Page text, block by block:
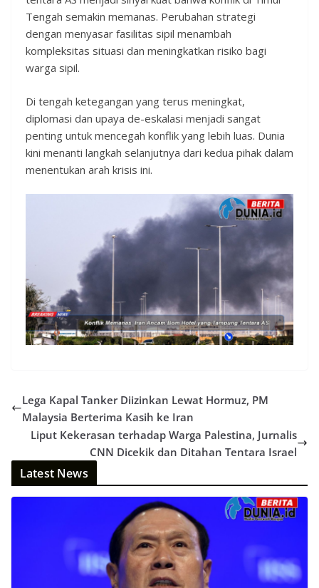
Tengah semakin memanas. Perubahan strategi
dengan menyasar fasilitas sipil menambah
kompleksitas situasi dan meningkatkan risiko bagi
warga sipil.
Di tengah ketegangan yang terus meningkat,
diplomasi dan upaya de-eskalasi menjadi sangat
penting untuk mencegah konflik yang lebih luas. Dunia
kini menanti langkah selanjutnya dari kedua pihak dalam
menentukan arah krisis ini.
Lega Kapal Tanker Diizinkan Lewat Hormuz, PM
Malaysia Berterima Kasih ke Iran
Liput Kekerasan terhadap Warga Palestina, Jurnalis
CNN Dicekik dan Ditahan Tentara Israel
Latest News